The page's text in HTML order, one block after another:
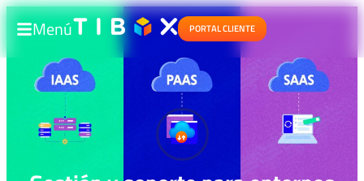
Menú PORTAL CLIENTE